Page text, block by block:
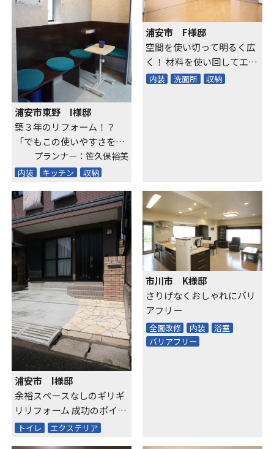
浦安市東野 I様邸
築３年のリフォーム！？
「でもこの使いやすさを後
回しにしなくて良かった」
プランナー：笹久保裕美
内装 キッチン 収納
浦安市 F様邸
空間を使い切って明るく広
く！ 材料を使い回してエコ
に！ 知恵と工夫で“期待以
内装 洗面所 収納
浦安市 I様邸
余裕スペースなしのギリギ
リリフォーム 成功のポイン
トは「斜め」！？
トイレ エクステリア
市川市 K様邸
さりげなくおしゃれにバリ
アフリー
全面改修 内装
浴室
バリアフリー